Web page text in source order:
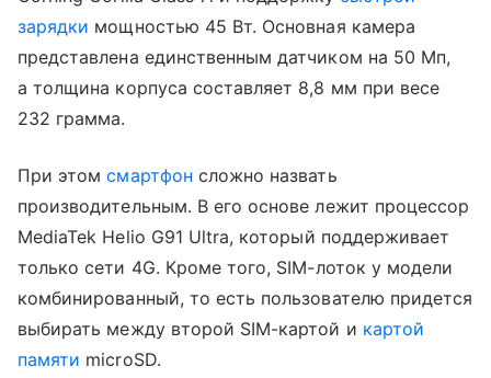
зарядки мощностью 45 Вт. Основная камера
представлена единственным датчиком на 50 Мп,
а толщина корпуса составляет 8,8 мм при весе
232 грамма.
При этомсмартфон сложно назвать
производительным. В его основе лежит процессор
MediaTek Helio G91 Ultra, который поддерживает
только сети 4G. Кроме того, SIM-лоток у модели
комбинированный, то есть пользователю придется
выбирать между второй SIM-картой и картой
памяти microSD.